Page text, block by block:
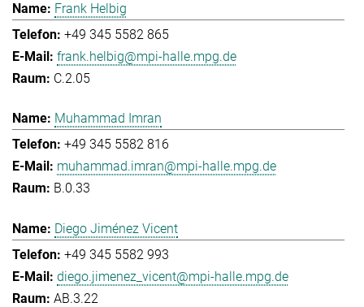
Frank Helbig
+49 345 5582 865
frank.helbig@mpi-halle.mpg.de
C.2.05
Muhammad Imran
+49 345 5582 816
muhammad.imran@mpi-halle.mpg.de
B.0.33
Diego Jiménez Vicent
+49 345 5582 993
diego.jimenez_vicent@mpi-halle.mpg.de
AB.3.22